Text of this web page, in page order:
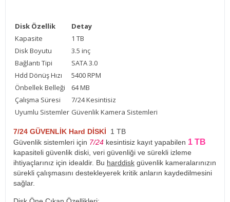
Disk Özellik
Detay
Kapasite
1 TB
Disk Boyutu
3.5 inç
Bağlantı Tipi
SATA 3.0
Hdd Dönüş Hızı
5400 RPM
Önbellek Belleği
64 MB
Çalışma Süresi
7/24 Kesintisiz
Uyumlu Sistemler Güvenlik Kamera Sistemleri
7/24 GÜVENLİK Hard DİSKİ 1 TB
Güvenlik sistemleri için 7/24 kesintisiz kayıt yapabilen 1 TB
kapasiteli güvenlik diski, veri güvenliği ve sürekli izleme
ihtiyaçlarınız için idealdir. Bu harddisk güvenlik kameralarınızın
sürekli çalışmasını destekleyerek kritik anların kaydedilmesini
sağlar.